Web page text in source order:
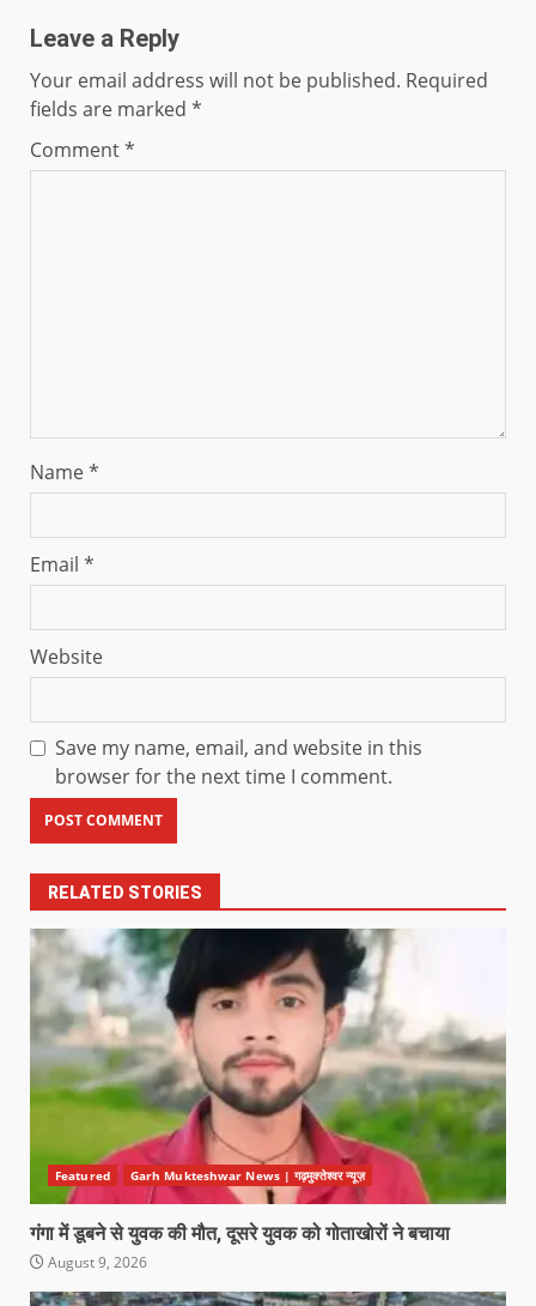
Leave a Reply
Your email address will not be published. Required
fields are marked *
Comment*
Name*
Email *
Website
Save my name, email, and website in this
browser for the next time I comment.
RELATED STORIES
Featured Garh Mukteshwar News | गढ़मुक्तेश्वर न्यूज़
गंगा में डूबने से युवक की मौत, दूसरे युवक को गोताखोरों ने बचाया
August 9, 2026